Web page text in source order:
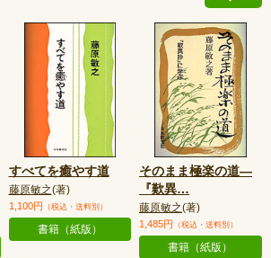
すべてを癒やす道
藤原敏之(著)
1,100円 （税込・送料別）
書籍（紙版）
そのまま極楽の道—
『歎異…
藤原敏之(著)
1,485円 （税込・送料別）
書籍（紙版）